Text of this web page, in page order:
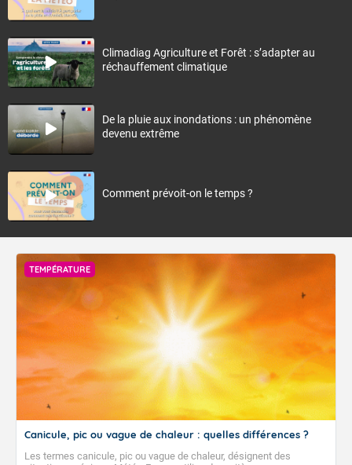
Climadiag Agriculture et Forêt : s’adapter au
réchauffement climatique
De la pluie aux inondations : un phénomène
devenu extrême
Comment prévoit-on le temps ?
TEMPÉRATURE
Canicule, pic ou vague de chaleur : quelles différences ?
Les termes canicule, pic ou vague de chaleur, désignent des